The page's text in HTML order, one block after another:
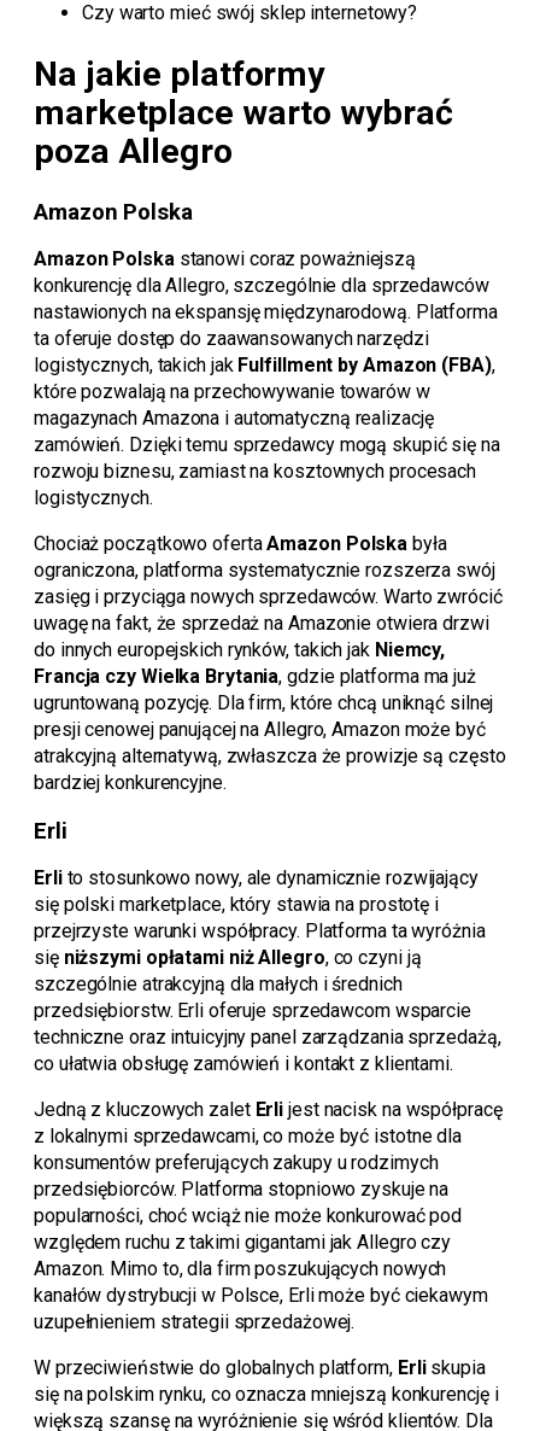
Czy warto mieć swój sklep internetowy?
Na jakie platformy
marketplace warto wybrać
poza Allegro
Amazon Polska
Amazon Polskastanowi coraz poważniejszą
konkurencję dla Allegro, szczególnie dla sprzedawców
nastawionych na ekspansję międzynarodową. Platforma
ta oferuje dostęp do zaawansowanych narzędzi
logistycznych, takich jak Fulfillment by Amazon (FBA),
które pozwalają na przechowywanie towarów w
magazynach Amazona i automatyczną realizację
zamówień. Dzięki temu sprzedawcy mogą skupić się na
rozwoju biznesu, zamiast na kosztownych procesach
logistycznych.
Chociaż początkowo ofertaAmazon Polska była
ograniczona, platforma systematycznie rozszerza swój
zasięg i przyciąga nowych sprzedawców. Warto zwrócić
uwagę na fakt, że sprzedaż na Amazonie otwiera drzwi
do innych europejskich rynków, takich jak Niemcy,
Francja czy Wielka Brytania, gdzie platforma ma już
ugruntowaną pozycję. Dla firm, które chcą uniknąć silnej
presji cenowej panującej na Allegro, Amazon może być
atrakcyjną alternatywą, zwłaszcza że prowizje są często
bardziej konkurencyjne.
Erli
Erlito stosunkowo nowy, ale dynamicznie rozwijający
się polski marketplace, który stawia na prostotę i
przejrzyste warunki współpracy. Platforma ta wyróżnia
się niższymi opłatami niż Allegro, co czyni ją
szczególnie atrakcyjną dla małych i średnich
przedsiębiorstw. Erli oferuje sprzedawcom wsparcie
techniczne oraz intuicyjny panel zarządzania sprzedażą,
co ułatwia obsługę zamówień i kontakt z klientami.
Jedną z kluczowych zalet Erli jest nacisk na współpracę
z lokalnymi sprzedawcami, co może być istotne dla
konsumentów preferujących zakupy u rodzimych
przedsiębiorców. Platforma stopniowo zyskuje na
popularności, choć wciąż nie może konkurować pod
względem ruchu z takimi gigantami jak Allegro czy
Amazon. Mimo to, dla firm poszukujących nowych
kanałów dystrybucji w Polsce, Erli może być ciekawym
uzupełnieniem strategii sprzedażowej.
W przeciwieństwie do globalnych platform, Erliskupia
się na polskim rynku, co oznacza mniejszą konkurencję i
większą szansę na wyróżnienie się wśród klientów. Dla